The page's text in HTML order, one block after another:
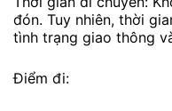
đón. Tuy nhiên, thời
tình trạng giao thông
Điểm đi: